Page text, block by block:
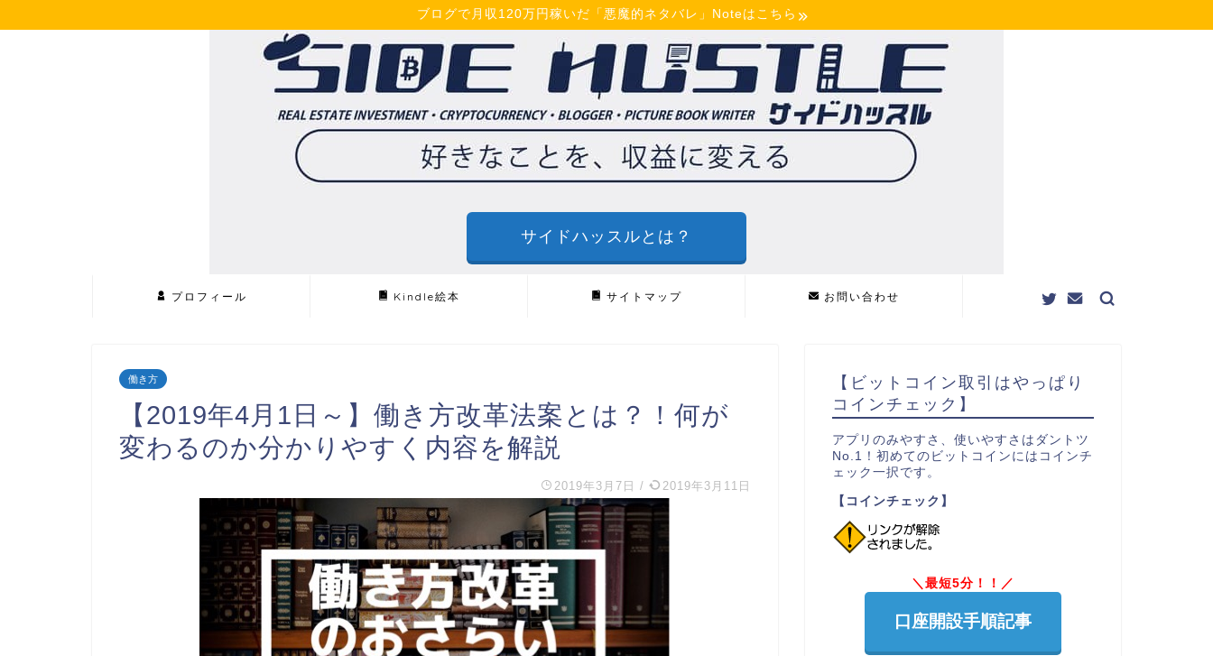
ブログで月収120万円稼いだ「悪魔的ネタバレ」Noteはこちら
サイドハッスルとは？
プロフィール Kindle絵本 サイトマップ お問い合わせ
働き方
【2019年4月1日～】働き方改革法案とは？！何が
変わるのか分かりやすく内容を解説
2019年3月7日 / 2019年3月11日
【ビットコイン取引はやっぱり
コインチェック】
アプリのみやすさ、使いやすさはダントツ
No.1！初めてのビットコインにはコインチ
ェック一択です。
【コインチェック】
＼最短5分！！／
口座開設手順記事